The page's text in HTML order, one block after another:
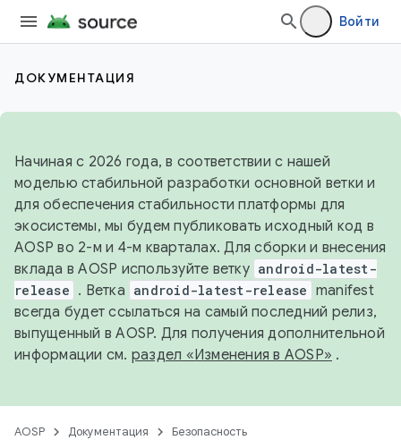
Войти
ДОКУМЕНТАЦИЯ
Начиная с 2026 года, в соответствии с нашей
моделью стабильной разработки основной ветки и
для обеспечения стабильности платформы для
экосистемы, мы будем публиковать исходный код в
AOSP во 2-м и 4-м кварталах. Для сборки и внесения
вклада в AOSP используйте ветку android-latest-
release . Ветка android-latest-release manifest
всегда будет ссылаться на самый последний релиз,
выпущенный в AOSP. Для получения дополнительной
информации см. раздел «Изменения в AOSP» .
AOSP Документация Безопасность